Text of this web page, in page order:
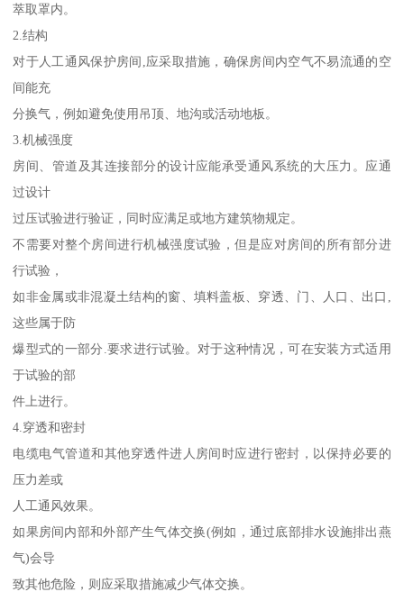
萃取罩内。
2.结构
对于人工通风保护房间,应采取措施，确保房间内空气不易流通的空
间能充
分换气，例如避免使用吊顶、地沟或活动地板。
3.机械强度
房间、管道及其连接部分的设计应能承受通风系统的大压力。应通
过设计
过压试验进行验证，同时应满足或地方建筑物规定。
不需要对整个房间进行机械强度试验，但是应对房间的所有部分进
行试验，
如非金属或非混凝土结构的窗、填料盖板、穿透、门、人口、出口,
这些属于防
爆型式的一部分.要求进行试验。对于这种情况，可在安装方式适用
于试验的部
件上进行。
4.穿透和密封
电缆电气管道和其他穿透件进人房间时应进行密封，以保持必要的
压力差或
人工通风效果。
如果房间内部和外部产生气体交换(例如，通过底部排水设施排出燕
气)会导
致其他危险，则应采取措施减少气体交换。